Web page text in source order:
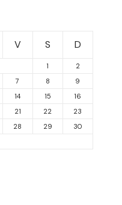
V S D
1
2
7 8
9
14 15
16
21 22
23
28 29
30